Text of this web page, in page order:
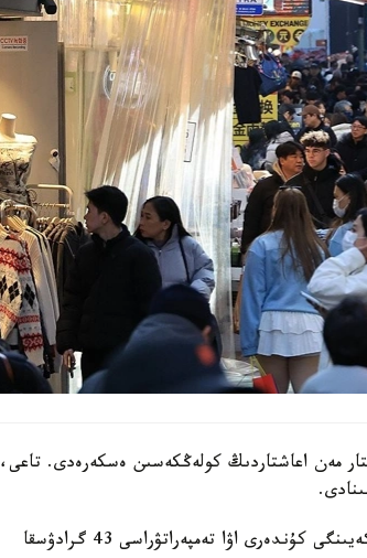
مەن اعاشتاردىڭ كولەڭكەسىن ەسكەرەدى. تاعى،
ايتا كەتەيىك، ەلدە اپتاپ ىستىق شەكەدەن ءوتىپ بارادى. كەيىنگى كۇندەرى اۋا تەمپەراتۋراسى 43 گرادۋسقا